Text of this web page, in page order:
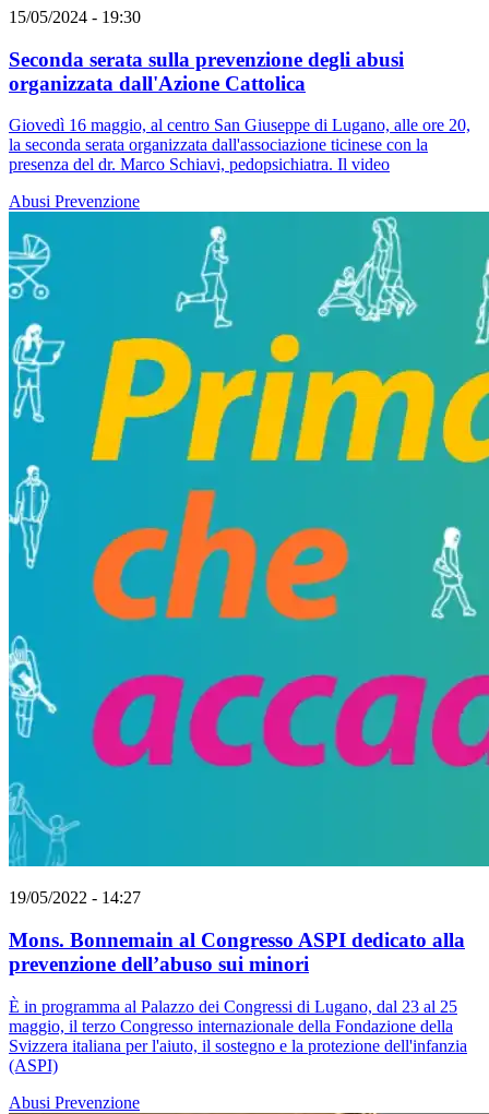
15/05/2024 - 19:30
Seconda serata sulla prevenzione degli abusi
organizzata dall'Azione Cattolica
Giovedì 16 maggio, al centro San Giuseppe di Lugano, alle ore 20,
la seconda serata organizzata dall'associazione ticinese con la
presenza del dr. Marco Schiavi, pedopsichiatra. Il video
Abusi Prevenzione
19/05/2022 - 14:27
Mons. Bonnemain al Congresso ASPI dedicato alla
prevenzione dell’abuso sui minori
È in programma al Palazzo dei Congressi di Lugano, dal 23 al 25
maggio, il terzo Congresso internazionale della Fondazione della
Svizzera italiana per l'aiuto, il sostegno e la protezione dell'infanzia
(ASPI)
Abusi Prevenzione